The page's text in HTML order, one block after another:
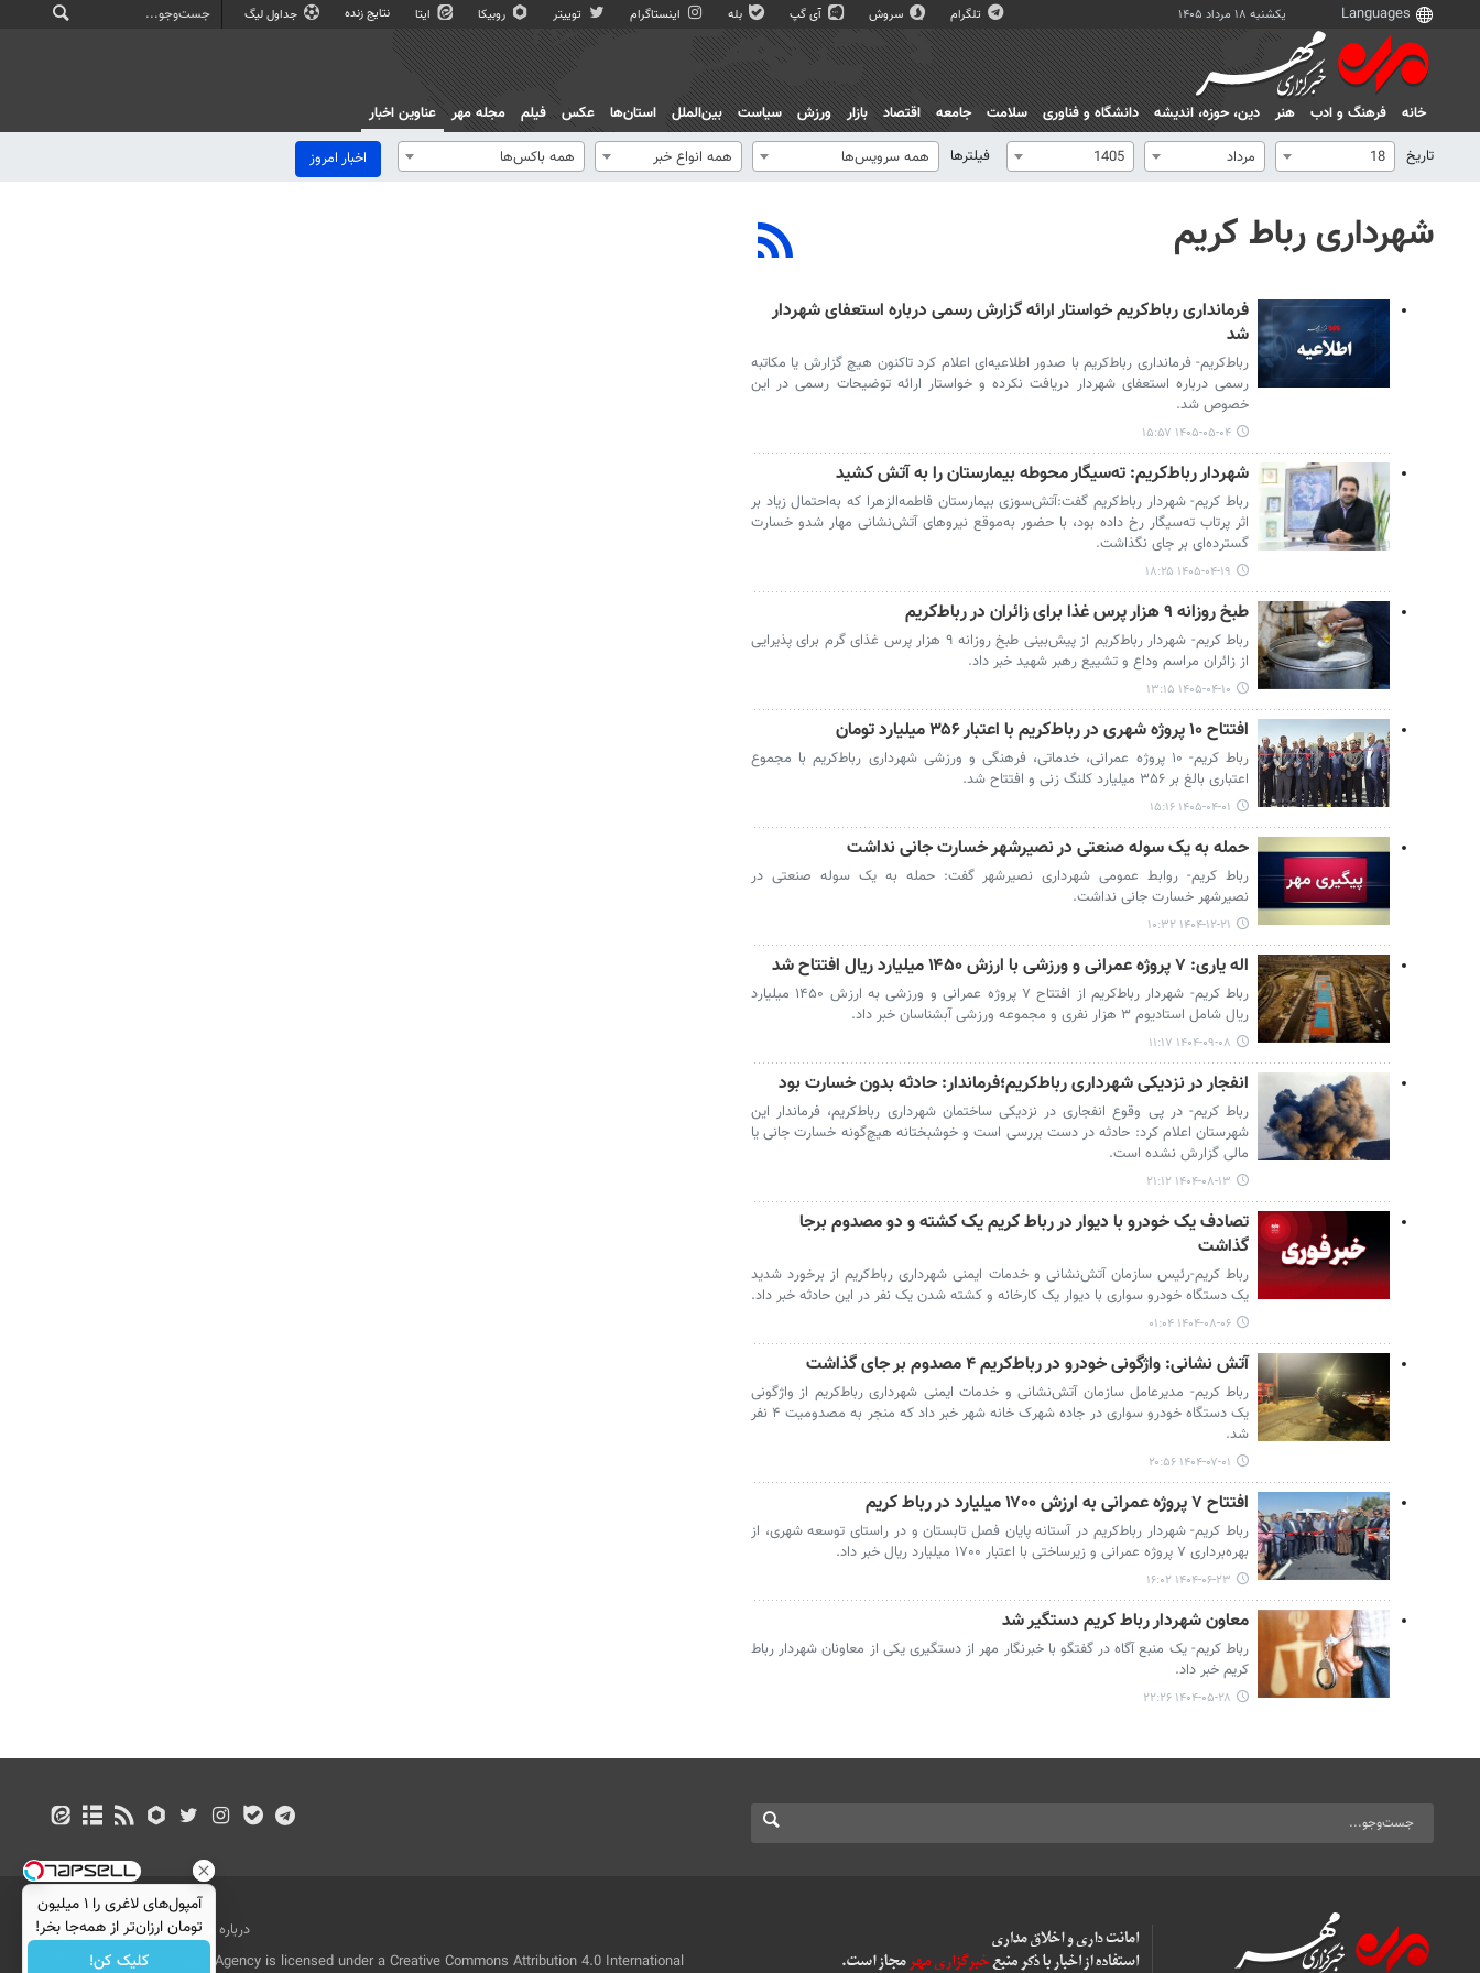
یکشنبه ۱۸ مرداد ۱۴۰۵ تلگرام سروش آی گپ بله اینستاگرام توییتر روبیکا ایتا نتایج زنده جداول لیگ
خانه فرهنگ و ادب هنر دين، حوزه، انديشه دانشگاه و فناوری سلامت جامعه اقتصاد بازار ورزش سیاست بین‌الملل استان‌ها عکس فیلم مجله مهر
عناوین اخبار
تاریخ
18 مرداد 1405 فیلترها همه سرویس‌ها همه انواع خبر همه باکس‌ها اخبار امروز
شهرداری رباط کریم
فرمانداری رباط‌کریم خواستار ارائه گزارش رسمی درباره استعفای شهردار
شد
رباط‌کریم- فرمانداری رباط‌کریم با صدور اطلاعیه‌ای اعلام کرد تاکنون هیچ گزارش یا مکاتبه
رسمی درباره استعفای شهردار دریافت نکرده و خواستار ارائه توضیحات رسمی در این
خصوص شد.
۱۴۰۵-۰۵-۰۴ ۱۵:۵۷
شهردار رباط‌کریم: ته‌سیگار محوطه بیمارستان را به آتش کشید
رباط کریم- شهردار رباط‌کریم گفت:آتش‌سوزی بیمارستان فاطمه‌الزهرا که به‌احتمال زیاد بر
اثر پرتاب ته‌سیگار رخ داده بود، با حضور به‌موقع نیروهای آتش‌نشانی مهار شدو خسارت
گسترده‌ای بر جای نگذاشت.
۱۴۰۵-۰۴-۱۹ ۱۸:۲۵
طبخ روزانه ۹ هزار پرس غذا برای زائران در رباط‌کریم
رباط کریم- شهردار رباط‌کریم از پیش‌بینی طبخ روزانه ۹ هزار پرس غذای گرم برای پذیرایی
از زائران مراسم وداع و تشییع رهبر شهید خبر داد.
۱۴۰۵-۰۴-۱۰ ۱۳:۱۵
افتتاح ۱۰ پروژه شهری در رباط‌کریم با اعتبار ۳۵۶ میلیارد تومان
رباط کریم- ۱۰ پروژه عمرانی، خدماتی، فرهنگی و ورزشی شهرداری رباط‌کریم با مجموع
اعتباری بالغ بر ۳۵۶ میلیارد کلنگ زنی و افتتاح شد.
۱۴۰۵-۰۴-۰۱ ۱۵:۱۶
حمله به یک سوله صنعتی در نصیرشهر خسارت جانی نداشت
رباط کریم- روابط عمومی شهرداری نصیرشهر گفت: حمله به یک سوله صنعتی در
نصیرشهر خسارت جانی نداشت.
۱۴۰۴-۱۲-۲۱ ۱۰:۳۲
اله یاری: ۷ پروژه عمرانی و ورزشی با ارزش ۱۴۵۰ میلیارد ریال افتتاح شد
رباط کریم- شهردار رباط‌کریم از افتتاح ۷ پروژه عمرانی و ورزشی به ارزش ۱۴۵۰ میلیارد
ریال شامل استادیوم ۳ هزار نفری و مجموعه ورزشی آبشناسان خبر داد.
۱۴۰۴-۰۹-۰۸ ۱۱:۱۷
انفجار در نزدیکی شهرداری رباط‌کریم؛فرماندار: حادثه بدون خسارت بود
رباط کریم- در پی وقوع انفجاری در نزدیکی ساختمان شهرداری رباط‌کریم، فرماندار این
شهرستان اعلام کرد: حادثه در دست بررسی است و خوشبختانه هیچ‌گونه خسارت جانی یا
مالی گزارش نشده است.
۱۴۰۴-۰۸-۱۳ ۲۱:۱۲
تصادف یک خودرو با دیوار در رباط کریم یک کشته و دو مصدوم برجا
گذاشت
رباط کریم-رئیس سازمان آتش‌نشانی و خدمات ایمنی شهرداری رباط‌کریم از برخورد شدید
یک دستگاه خودرو سواری با دیوار یک کارخانه و کشته شدن یک نفر در این حادثه خبر داد.
۱۴۰۴-۰۸-۰۶ ۰۱:۰۴
آتش نشانی: واژگونی خودرو در رباط‌کریم ۴ مصدوم بر جای گذاشت
رباط کریم- مدیرعامل سازمان آتش‌نشانی و خدمات ایمنی شهرداری رباط‌کریم از واژگونی
یک دستگاه خودرو سواری در جاده شهرک خانه شهر خبر داد که منجر به مصدومیت ۴ نفر
شد.
۱۴۰۴-۰۷-۰۱ ۲۰:۵۶
افتتاح ۷ پروژه عمرانی به ارزش ۱۷۰۰ میلیارد در رباط کریم
رباط کریم- شهردار رباط‌کریم در آستانه پایان فصل تابستان و در راستای توسعه شهری، از
بهره‌برداری ۷ پروژه عمرانی و زیرساختی با اعتبار ۱۷۰۰ میلیارد ریال خبر داد.
۱۴۰۴-۰۶-۲۳ ۱۶:۰۲
معاون شهردار رباط کریم دستگیر شد
رباط کریم- یک منبع آگاه در گفتگو با خبرنگار مهر از دستگیری یکی از معاونان شهردار رباط
کریم خبر داد.
۱۴۰۴-۰۵-۲۸ ۲۲:۲۶
درباره ما تماس با ما
بازرگانی
All Content by Mehr News Agency is licensed under a Creative Commons Attribution 4.0 International
آمپول‌های لاغری را ۱ میلیون
تومان ارزان‌تر از همه‌جا بخر!
کلیک کن!